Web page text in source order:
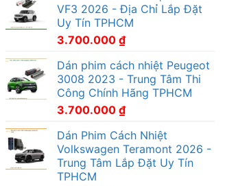
VF3 2026 - Địa Chỉ Lắp Đặt
Uy Tín TPHCM
3.700.000 ₫
Dán phim cách nhiệt Peugeot
3008 2023 - Trung Tâm Thi
Công Chính Hãng TPHCM
3.700.000 ₫
Dán Phim Cách Nhiệt
Volkswagen Teramont 2026 -
Trung Tâm Lắp Đặt Uy Tín
TPHCM